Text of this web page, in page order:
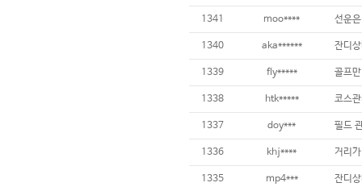
1341 moo****
1340 aka******
1339 fly*****
1338 htk*****
1337 doy***
1336 khj****
1335 mp4***